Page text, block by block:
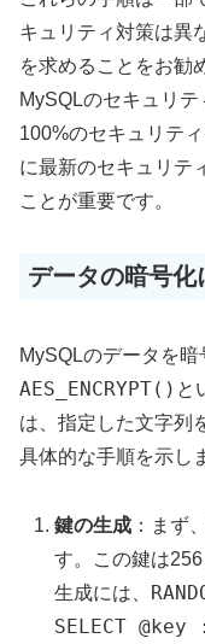
キュリティ対策は異
を求めることをお勧
MySQLのセキュリテ
100%のセキュリテ
に最新のセキュリテ
ことが重要です。
データの暗号化
MySQLのデータを暗
AES_ENCRYPT() と
は、指定した文字列
具体的な手順を示し
鍵の生成 ：まず
す。この鍵は
生成には、
SELECT @key